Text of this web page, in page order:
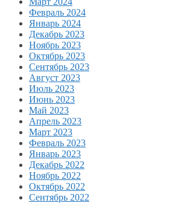
Февраль 2024
Январь 2024
Декабрь 2023
Ноябрь 2023
Октябрь 2023
Сентябрь 2023
Август 2023
Июль 2023
Июнь 2023
Май 2023
Апрель 2023
Март 2023
Февраль 2023
Январь 2023
Декабрь 2022
Ноябрь 2022
Октябрь 2022
Сентябрь 2022